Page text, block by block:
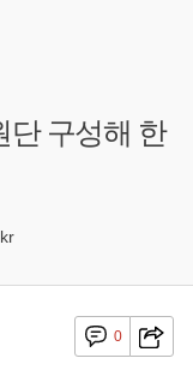
단 구성해 한
0